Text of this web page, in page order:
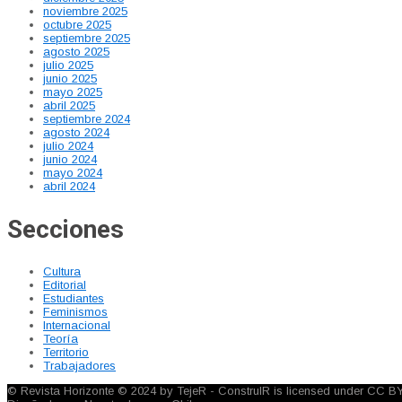
noviembre 2025
octubre 2025
septiembre 2025
agosto 2025
julio 2025
junio 2025
mayo 2025
abril 2025
septiembre 2024
agosto 2024
julio 2024
junio 2024
mayo 2024
abril 2024
Secciones
Cultura
Editorial
Estudiantes
Feminismos
Internacional
Teoría
Territorio
Trabajadores
© Revista Horizonte © 2024 by TejeR - ConstruIR is licensed under CC